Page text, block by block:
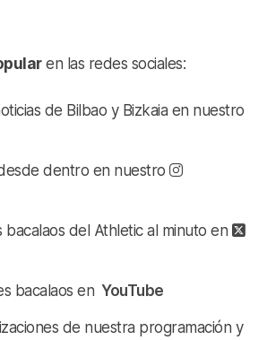
en las redes sociales:
de Bilbao y Bizkaia en nuestro
dentro en nuestro
bacalaos del Athletic al minuto en
bacalaos en YouTube
de nuestra programación y